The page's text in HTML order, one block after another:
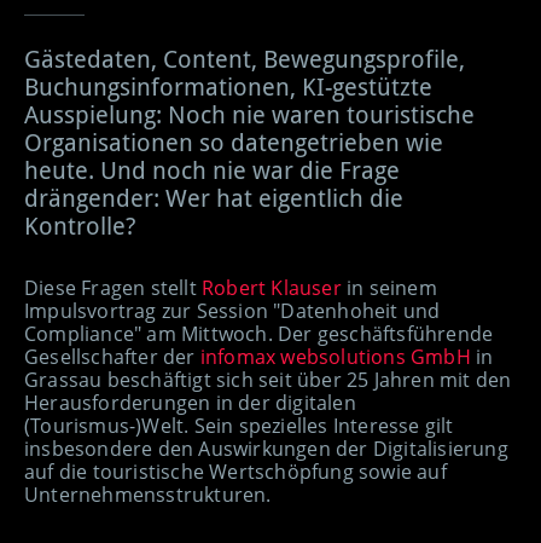
Gästedaten, Content, Bewegungsprofile,
Buchungsinformationen, KI-gestützte
Ausspielung: Noch nie waren touristische
Organisationen so datengetrieben wie
heute. Und noch nie war die Frage
drängender: Wer hat eigentlich die
Kontrolle?
Diese Fragen stellt Robert Klauserin seinem
Impulsvortrag zur Session "Datenhoheit und
Compliance" am Mittwoch. Der geschäftsführende
Gesellschafter der infomax websolutions GmbH in
Grassau beschäftigt sich seit über 25 Jahren mit den
Herausforderungen in der digitalen
(Tourismus-)Welt. Sein spezielles Interesse gilt
insbesondere den Auswirkungen der Digitalisierung
auf die touristische Wertschöpfung sowie auf
Unternehmensstrukturen.